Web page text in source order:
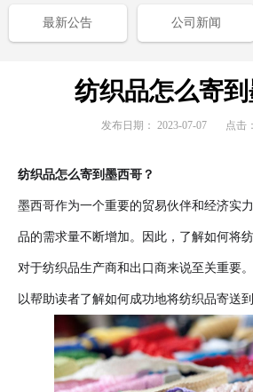
最新公告 公司新闻
纺织品怎么寄
发布日期： 2023-07-07 点击：
纺织品怎么寄到墨西哥？
墨西哥作为一个重要的贸易伙伴和经济实
品的需求量不断增加。因此，了解如何将
对于纺织品生产商和出口商来说至关重要
以帮助读者了解如何成功地将纺织品寄送到